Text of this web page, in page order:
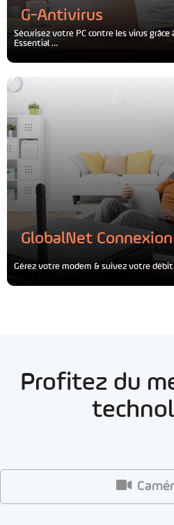
G-Antivirus
Sécurisez votre PC contre les virus grâce
Essential …
GlobalNet
Gérez votre modem & suivez votre
Profitez du